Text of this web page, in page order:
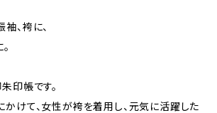
、袴に、
印帳です。
けて、女性が袴を着用し、元気に活躍した